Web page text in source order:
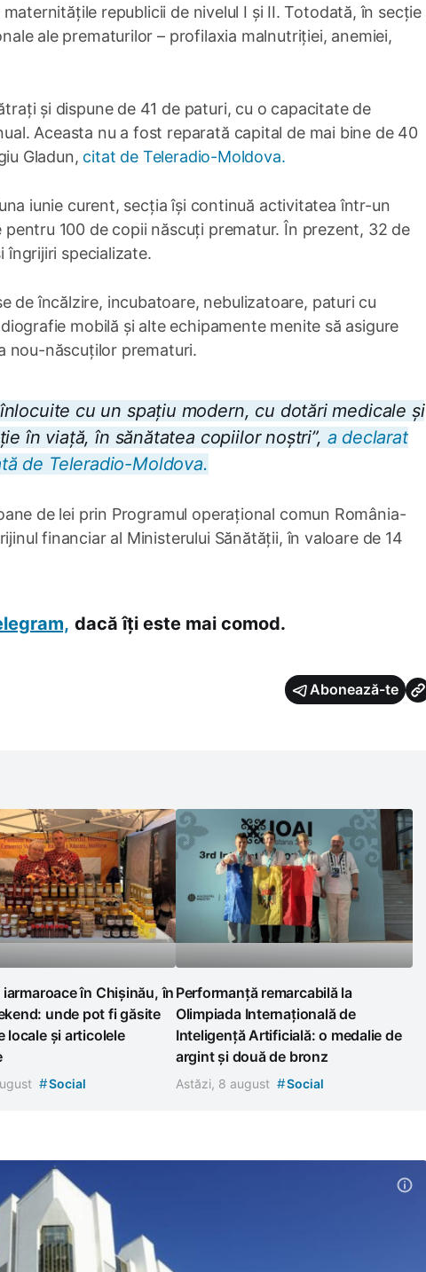
republicii de nivelul I și II. Totodată, în secție
ale prematurilor – profilaxia malnutriției, anemiei,
și dispune de 41 de paturi, cu o capacitate de
Aceasta nu a fost reparată capital de mai bine de 40
Gladun, citat de Teleradio-Moldova.
iunie curent, secția își continuă activitatea într-un
100 de copii născuți prematur. În prezent, 32 de
îngrijiri specializate.
de încălzire, incubatoare, nebulizatoare, paturi cu
mobilă și alte echipamente menite să asigure
nou-născuților prematuri.
cu un spațiu modern, cu dotări medicale și
în viață, în sănătatea copiilor noștri”, a declarat
de Teleradio-Moldova.
de lei prin Programul operațional comun România-
financiar al Ministerului Sănătății, în valoare de 14
dacă îți este mai comod.
Abonează-te
în Chișinău, în
unde pot fi găsite
locale și articolele
#Social
Performanță remarcabilă la
Olimpiada Internațională de
Inteligență Artificială: o medalie de
argint și două de bronz
Astăzi, 8 august #Social